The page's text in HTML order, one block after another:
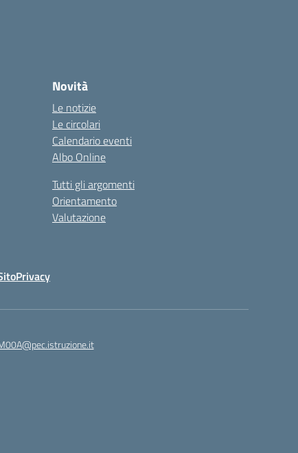
Novità
Le notizie
Le circolari
Calendario eventi
Albo Online
Tutti gli argomenti
Orientamento
Valutazione
Privacy